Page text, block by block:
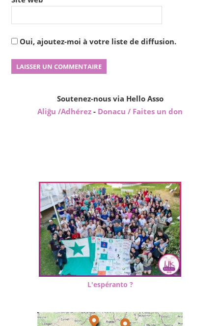
Oui, ajoutez-moi à votre liste de diffusion.
Soutenez-nous via Hello Asso
Aliĝu /Adhérez - Donacu / Faites un don
L'espéranto ?